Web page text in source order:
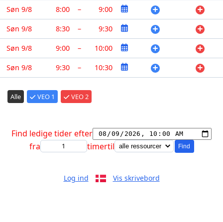
Søn 9/8 8:00 – 9:00
Søn 9/8 8:30 – 9:30
Søn 9/8 9:00 – 10:00
Søn 9/8 9:30 – 10:30
Alle VEO 1 VEO 2
Find ledige tider efter
fra
timertil Find
Log ind Vis skrivebord